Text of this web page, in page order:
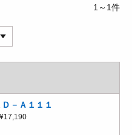
1～1件
－Ａ１１１
¥17,190